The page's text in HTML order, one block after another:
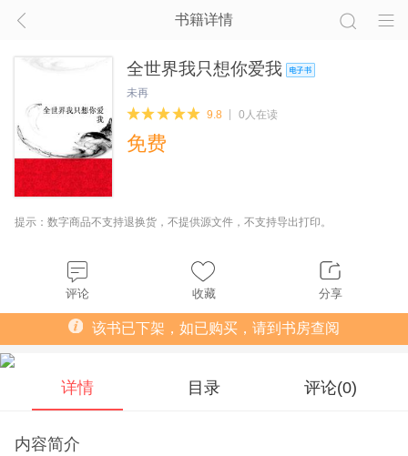
书籍详情
全世界我只想你爱我
未再
9.8
0人在读
免费
提示：数字商品不支持退换货，不提供源文件，不支持导出打印。
评论 收藏 分享
该书已下架，如已购买，请到书房查阅
详情 目录 评论(0)
内容简介